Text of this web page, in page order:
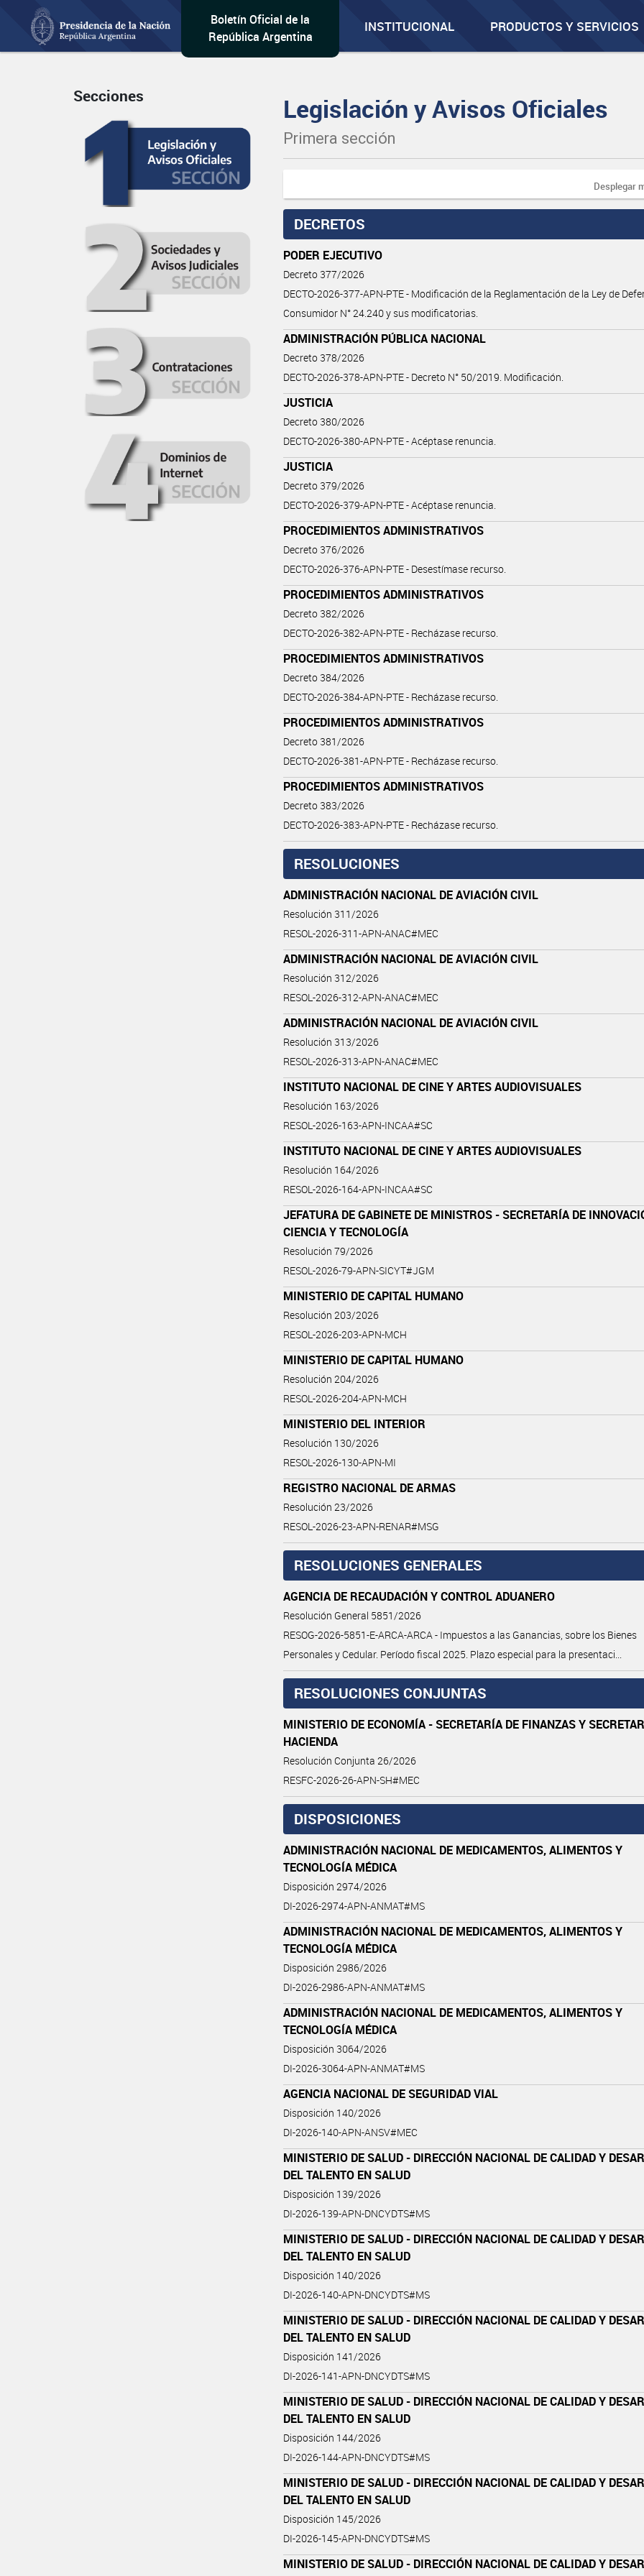
Boletín Oficial de la
República Argentina
INSTITUCIONAL PRODUCTOS Y SERVICIOS
Secciones Legislación y Avisos Oficiales
Primera sección
Desplegar
DECRETOS
PODER EJECUTIVO
Decreto 377/2026
DECTO-2026-377-APN-PTE - Modificación de la Reglamentación de la Ley de
Consumidor N° 24.240 y sus modificatorias.
ADMINISTRACIÓN PÚBLICA NACIONAL
Decreto 378/2026
DECTO-2026-378-APN-PTE - Decreto N° 50/2019. Modificación.
JUSTICIA
Decreto 380/2026
DECTO-2026-380-APN-PTE - Acéptase renuncia.
JUSTICIA
Decreto 379/2026
DECTO-2026-379-APN-PTE - Acéptase renuncia.
PROCEDIMIENTOS ADMINISTRATIVOS
Decreto 376/2026
DECTO-2026-376-APN-PTE - Desestímase recurso.
PROCEDIMIENTOS ADMINISTRATIVOS
Decreto 382/2026
DECTO-2026-382-APN-PTE - Recházase recurso.
PROCEDIMIENTOS ADMINISTRATIVOS
Decreto 384/2026
DECTO-2026-384-APN-PTE - Recházase recurso.
PROCEDIMIENTOS ADMINISTRATIVOS
Decreto 381/2026
DECTO-2026-381-APN-PTE - Recházase recurso.
PROCEDIMIENTOS ADMINISTRATIVOS
Decreto 383/2026
DECTO-2026-383-APN-PTE - Recházase recurso.
RESOLUCIONES
ADMINISTRACIÓN NACIONAL DE AVIACIÓN CIVIL
Resolución 311/2026
RESOL-2026-311-APN-ANAC#MEC
ADMINISTRACIÓN NACIONAL DE AVIACIÓN CIVIL
Resolución 312/2026
RESOL-2026-312-APN-ANAC#MEC
ADMINISTRACIÓN NACIONAL DE AVIACIÓN CIVIL
Resolución 313/2026
RESOL-2026-313-APN-ANAC#MEC
INSTITUTO NACIONAL DE CINE Y ARTES AUDIOVISUALES
Resolución 163/2026
RESOL-2026-163-APN-INCAA#SC
INSTITUTO NACIONAL DE CINE Y ARTES AUDIOVISUALES
Resolución 164/2026
RESOL-2026-164-APN-INCAA#SC
JEFATURA DE GABINETE DE MINISTROS - SECRETARÍA DE
CIENCIA Y TECNOLOGÍA
Resolución 79/2026
RESOL-2026-79-APN-SICYT#JGM
MINISTERIO DE CAPITAL HUMANO
Resolución 203/2026
RESOL-2026-203-APN-MCH
MINISTERIO DE CAPITAL HUMANO
Resolución 204/2026
RESOL-2026-204-APN-MCH
MINISTERIO DEL INTERIOR
Resolución 130/2026
RESOL-2026-130-APN-MI
REGISTRO NACIONAL DE ARMAS
Resolución 23/2026
RESOL-2026-23-APN-RENAR#MSG
RESOLUCIONES GENERALES
AGENCIA DE RECAUDACIÓN Y CONTROL ADUANERO
Resolución General 5851/2026
RESOG-2026-5851-E-ARCA-ARCA - Impuestos a las Ganancias, sobre los Bienes
Personales y Cedular. Período fiscal 2025. Plazo especial para la presentaci...
RESOLUCIONES CONJUNTAS
MINISTERIO DE ECONOMÍA - SECRETARÍA DE FINANZAS Y
HACIENDA
Resolución Conjunta 26/2026
RESFC-2026-26-APN-SH#MEC
DISPOSICIONES
ADMINISTRACIÓN NACIONAL DE MEDICAMENTOS, ALIMENTOS Y
TECNOLOGÍA MÉDICA
Disposición 2974/2026
DI-2026-2974-APN-ANMAT#MS
ADMINISTRACIÓN NACIONAL DE MEDICAMENTOS, ALIMENTOS Y
TECNOLOGÍA MÉDICA
Disposición 2986/2026
DI-2026-2986-APN-ANMAT#MS
ADMINISTRACIÓN NACIONAL DE MEDICAMENTOS, ALIMENTOS Y
TECNOLOGÍA MÉDICA
Disposición 3064/2026
DI-2026-3064-APN-ANMAT#MS
AGENCIA NACIONAL DE SEGURIDAD VIAL
Disposición 140/2026
DI-2026-140-APN-ANSV#MEC
MINISTERIO DE SALUD - DIRECCIÓN NACIONAL DE CALIDAD Y
DEL TALENTO EN SALUD
Disposición 139/2026
DI-2026-139-APN-DNCYDTS#MS
MINISTERIO DE SALUD - DIRECCIÓN NACIONAL DE CALIDAD Y
DEL TALENTO EN SALUD
Disposición 140/2026
DI-2026-140-APN-DNCYDTS#MS
MINISTERIO DE SALUD - DIRECCIÓN NACIONAL DE CALIDAD Y
DEL TALENTO EN SALUD
Disposición 141/2026
DI-2026-141-APN-DNCYDTS#MS
MINISTERIO DE SALUD - DIRECCIÓN NACIONAL DE CALIDAD Y
DEL TALENTO EN SALUD
Disposición 144/2026
DI-2026-144-APN-DNCYDTS#MS
MINISTERIO DE SALUD - DIRECCIÓN NACIONAL DE CALIDAD Y
DEL TALENTO EN SALUD
Disposición 145/2026
DI-2026-145-APN-DNCYDTS#MS
MINISTERIO DE SALUD - DIRECCIÓN NACIONAL DE CALIDAD Y